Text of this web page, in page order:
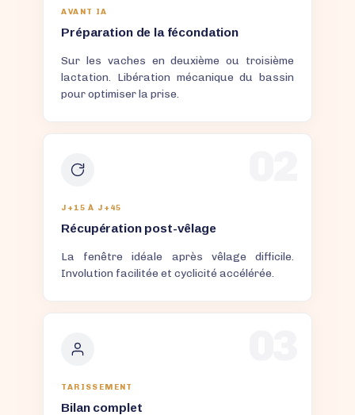
AVANT IA
Préparation de la fécondation
Sur les vaches en deuxième ou troisième
lactation. Libération mécanique du bassin
pour optimiser la prise.
J+15 À J+45
Récupération post-vêlage
La fenêtre idéale après vêlage difficile.
Involution facilitée et cyclicité accélérée.
TARISSEMENT
Bilan complet